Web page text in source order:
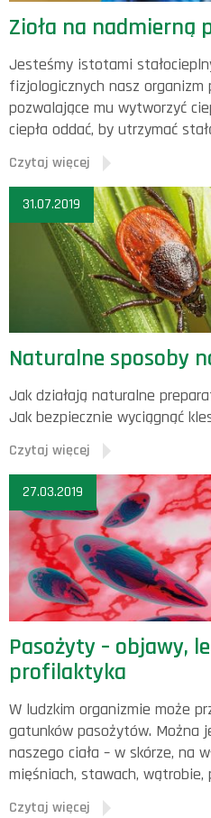
Zioła na nadmierną
Jesteśmy istotami
fizjologicznych nasz organizm
pozwalające mu wytworzyć
ciepła oddać, by utrzymać
Czytaj więcej
31.07.2019
Naturalne sposoby
Jak działają naturalne
Jak bezpiecznie wyciągnąć
Czytaj więcej
27.03.2019
Pasożyty – objawy,
profilaktyka
W ludzkim organizmie może
gatunków pasożytów. Można
naszego ciała – w skórze, na
mięśniach, stawach, wątrobie,
Czytaj więcej